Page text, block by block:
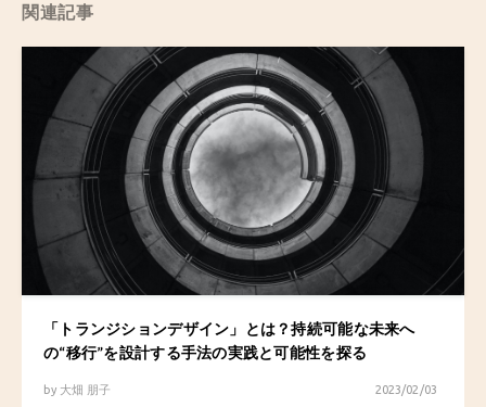
関連記事
「トランジションデザイン」とは？持続可能な未来へ
の“移行”を設計する手法の実践と可能性を探る
by 大畑 朋子 2023/02/03